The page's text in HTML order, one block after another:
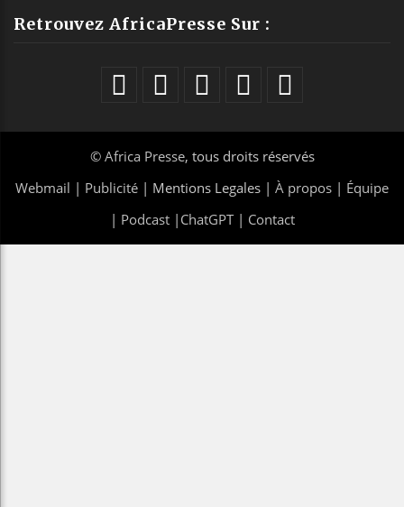
Retrouvez AfricaPresse Sur :
© Africa Presse, tous droits réservés
Webmail | Publicité | Mentions Legales | À propos | Équipe
| Podcast| ChatGPT| Contact